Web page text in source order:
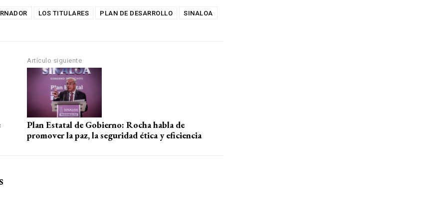
LOS TITULARES PLAN DE DESARROLLO SINALOA
Artículo siguiente
Plan Estatal de Gobierno: Rocha habla de
promover la paz, la seguridad ética y eficiencia